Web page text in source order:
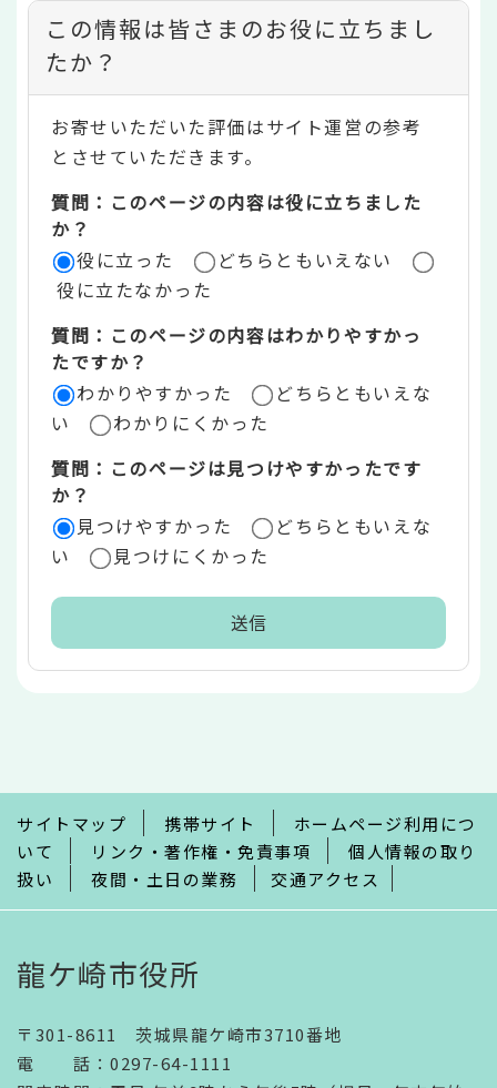
コ
ン
テ
ン
ツ
評
価
リ
ア
この情報は皆さまのお役に立ちまし
たか？
お寄せいただいた評価はサイト運営の参考
とさせていただきます。
質問：このページの内容は役に立ちました
か？
役に立った
どちらともいえない
役に立たなかった
質問：このページの内容はわかりやすかっ
たですか？
わかりやすかった
どちらともいえな
い
わかりにくかった
質問：このページは見つけやすかったです
か？
見つけやすかった
どちらともいえな
い
見つけにくかった
で
サイトマップ 携帯サイト
ホームページ利用につ
いて
リンク・著作権・免責事項
個人情報の取り
扱い
夜間・土日の業務 交通アクセス
龍ケ崎市役所
〒301-8611 茨城県龍ケ崎市3710番地
電話 ： 0297-64-1111